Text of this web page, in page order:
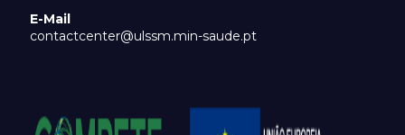
E-Mail
contactcenter@ulssm.min-saude.pt